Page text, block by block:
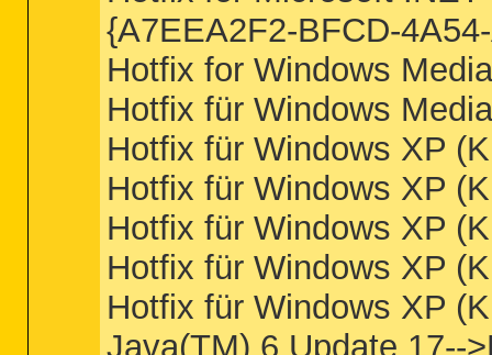
{A7EEA2F2-BFCD-
Hotfix for Windows
Hotfix für Windows
Hotfix für Windows XP
Hotfix für Windows XP
Hotfix für Windows XP
Hotfix für Windows XP
Hotfix für Windows XP
Java(TM) 6 Update 17--